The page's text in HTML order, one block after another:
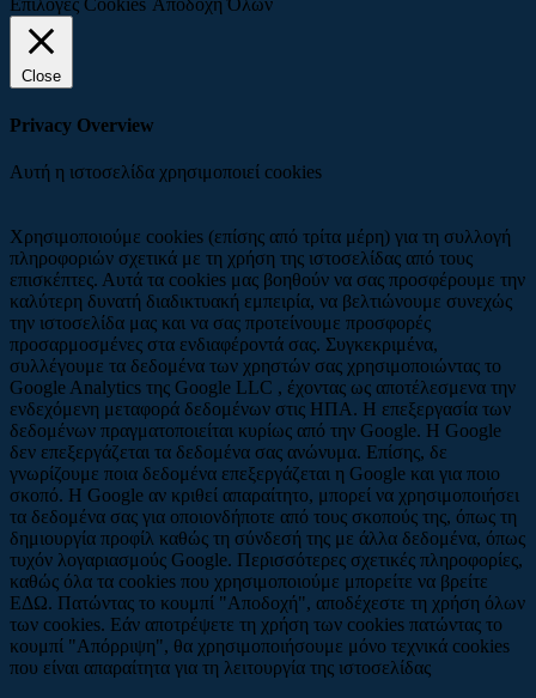
Επιλογές Cookies Αποδοχή Όλων
Close
Privacy Overview
Αυτή η ιστοσελίδα χρησιμοποιεί cookies
Χρησιμοποιούμε cookies (επίσης από τρίτα μέρη) για τη συλλογή
πληροφοριών σχετικά με τη χρήση της ιστοσελίδας από τους
επισκέπτες. Αυτά τα cookies μας βοηθούν να σας προσφέρουμε την
καλύτερη δυνατή διαδικτυακή εμπειρία, να βελτιώνουμε συνεχώς
την ιστοσελίδα μας και να σας προτείνουμε προσφορές
προσαρμοσμένες στα ενδιαφέροντά σας. Συγκεκριμένα,
συλλέγουμε τα δεδομένα των χρηστών σας χρησιμοποιώντας το
Google Analytics της Google LLC , έχοντας ως αποτέλεσμενα την
ενδεχόμενη μεταφορά δεδομένων στις ΗΠΑ. Η επεξεργασία των
δεδομένων πραγματοποιείται κυρίως από την Google. Η Google
δεν επεξεργάζεται τα δεδομένα σας ανώνυμα. Επίσης, δε
γνωρίζουμε ποια δεδομένα επεξεργάζεται η Google και για ποιο
σκοπό. Η Google αν κριθεί απαραίτητο, μπορεί να χρησιμοποιήσει
τα δεδομένα σας για οποιονδήποτε από τους σκοπούς της, όπως τη
δημιουργία προφίλ καθώς τη σύνδεσή της με άλλα δεδομένα, όπως
τυχόν λογαριασμούς Google. Περισσότερες σχετικές πληροφορίες,
καθώς όλα τα cookies που χρησιμοποιούμε μπορείτε να βρείτε
ΕΔΩ. Πατώντας το κουμπί "Αποδοχή", αποδέχεστε τη χρήση όλων
των cookies. Εάν αποτρέψετε τη χρήση των cookies πατώντας το
κουμπί "Απόρριψη", θα χρησιμοποιήσουμε μόνο τεχνικά cookies
που είναι απαραίτητα για τη λειτουργία της ιστοσελίδας